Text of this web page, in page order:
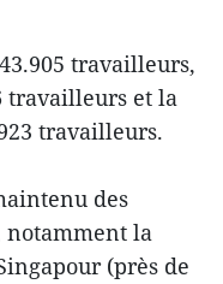
travailleurs,
travailleurs et la
travailleurs.
des
notamment la
(près de